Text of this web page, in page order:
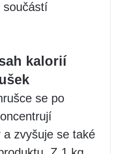
součástí
kalorií
se po
a zvyšuje se také